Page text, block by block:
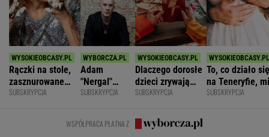
Rączki na stole,
zasznurowane
usta. Byłam
SUBSKRYPCJA
Adam
"Nergal"
Darski: Ja
terapię, a
większość
SUBSKRYPCJA
Dlaczego dorosłe
dzieci zrywają
kontakt z
SUBSKRYPCJA
To, co działo się
na Teneryfie, mi
się należało.
SUBSKRYPCJA
WSPÓŁPRACA PŁATNA Z